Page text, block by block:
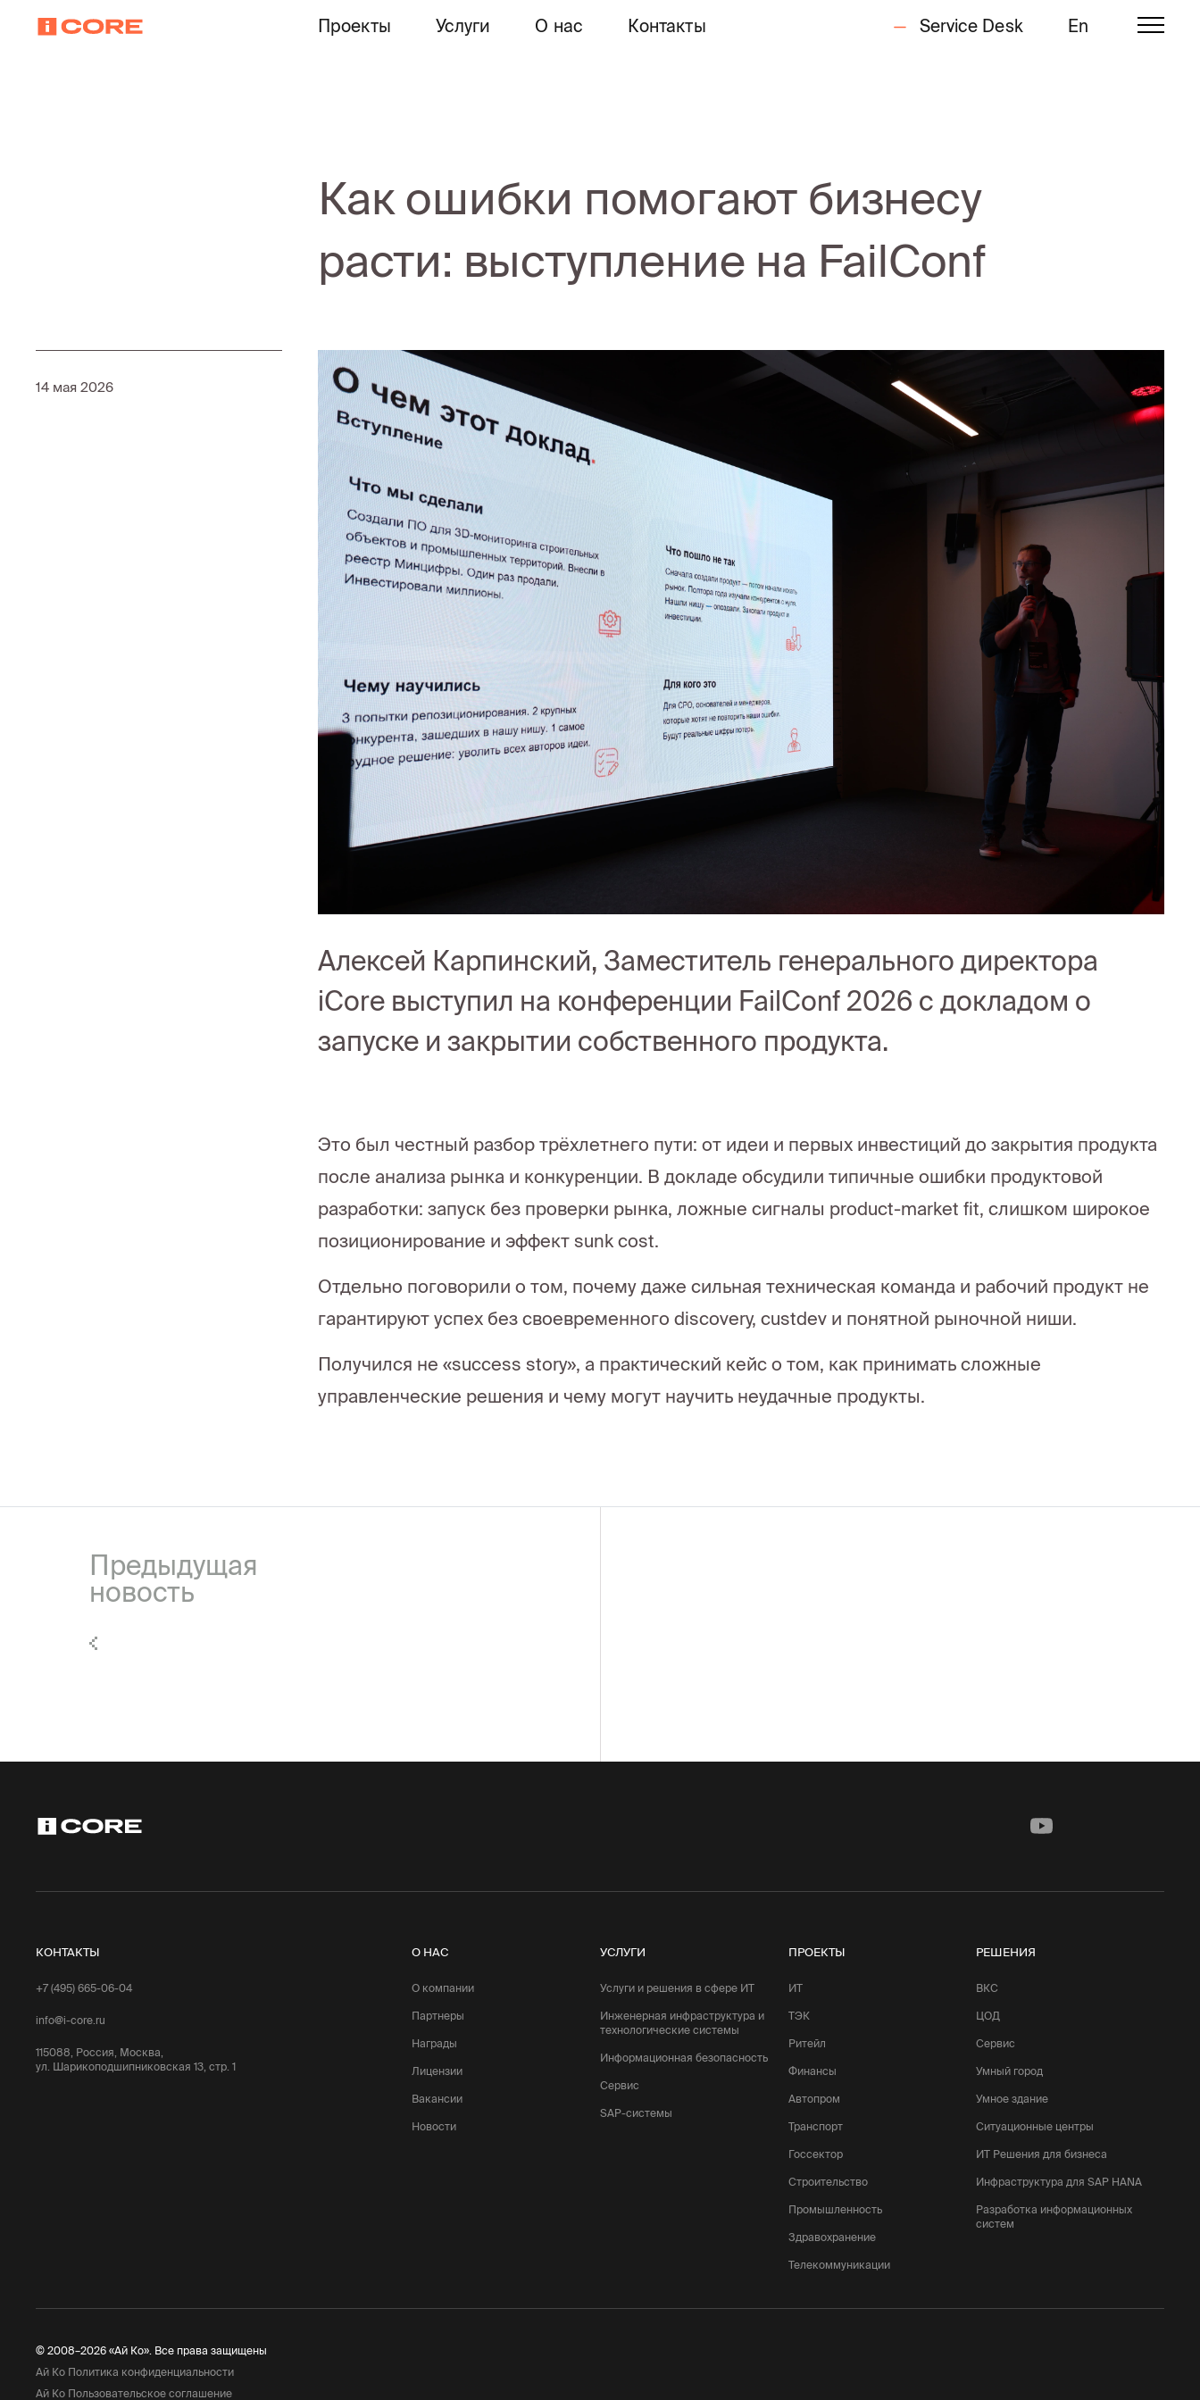
Проекты Услуги О нас Контакты Service Desk En
Как ошибки помогают бизнесу
расти: выступление на FailConf
14 мая 2026
Алексей Карпинский, Заместитель генерального директора
iCore выступил на конференции FailConf 2026 с докладом о
запуске и закрытии собственного продукта.
Это был честный разбор трёхлетнего пути: от идеи и первых инвестиций до закрытия продукта
после анализа рынка и конкуренции. В докладе обсудили типичные ошибки продуктовой
разработки: запуск без проверки рынка, ложные сигналы product-market fit, слишком широкое
позиционирование и эффект sunk cost.
Отдельно поговорили о том, почему даже сильная техническая команда и рабочий продукт не
гарантируют успех без своевременного discovery, custdev и понятной рыночной ниши.
Получился не «success story», а практический кейс о том, как принимать сложные
управленческие решения и чему могут научить неудачные продукты.
Предыдущая
новость
КОНТАКТЫ
+7 (495) 665-06-04
info@i-core.ru
115088, Россия, Москва,
ул. Шарикоподшипниковская 13, стр. 1
О НАС
О компании
Партнеры
Награды
Лицензии
Вакансии
Новости
УСЛУГИ
Услуги и решения в сфере ИТ
Инженерная инфраструктура и
технологические системы
Информационная безопасность
Сервис
SAP-системы
ПРОЕКТЫ
ИТ
ТЭК
Ритейл
Финансы
Автопром
Транспорт
Госсектор
Строительство
Промышленность
Здравохранение
Телекоммуникации
РЕШЕНИЯ
ВКС
ЦОД
Сервис
Умный город
Умное здание
Ситуационные центры
ИТ Решения для бизнеса
Инфраструктура для SAP HANA
Разработка информационных
систем
© 2008–2026 «Ай Ко». Все права защищены
Ай Ко Политика конфиденциальности
Ай Ко Пользовательское соглашение